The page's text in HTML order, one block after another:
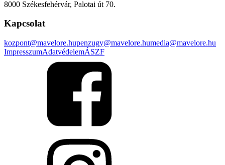
8000 Székesfehérvár, Palotai út 70.
Kapcsolat
kozpont@mavelore.hupenzugy@mavelore.humedia@mavelore.hu
ImpresszumAdatvédelemÁSZF